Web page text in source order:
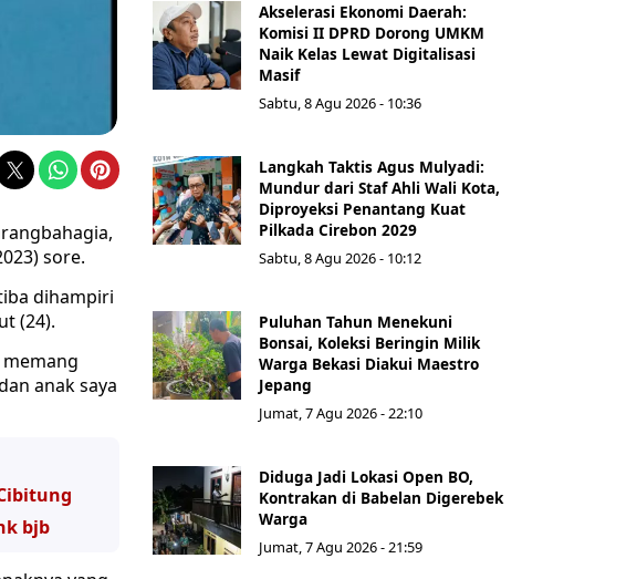
sore.
dihampiri
(24).
anak saya
bjb
Akselerasi Ekonomi Daerah:
Komisi II DPRD Dorong UMKM
Naik Kelas Lewat Digitalisasi
Masif
Sabtu, 8 Agu 2026 - 10:36
Langkah Taktis Agus Mulyadi:
Mundur dari Staf Ahli Wali Kota,
Diproyeksi Penantang Kuat
Pilkada Cirebon 2029
Sabtu, 8 Agu 2026 - 10:12
Puluhan Tahun Menekuni
Bonsai, Koleksi Beringin Milik
Warga Bekasi Diakui Maestro
Jepang
Jumat, 7 Agu 2026 - 22:10
Diduga Jadi Lokasi Open BO,
Kontrakan di Babelan Digerebek
Warga
Jumat, 7 Agu 2026 - 21:59